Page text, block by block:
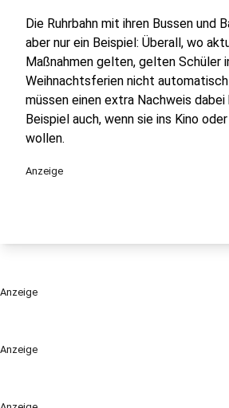
Anzeige
Die Ruhrbahn mit ihren Bussen und
aber nur ein Beispiel: Überall, wo
Maßnahmen gelten, gelten Schüler
Weihnachtsferien nicht
müssen einen extra Nachweis dabei
Beispiel auch, wenn sie ins Kino
wollen.
Anzeige
Anzeige